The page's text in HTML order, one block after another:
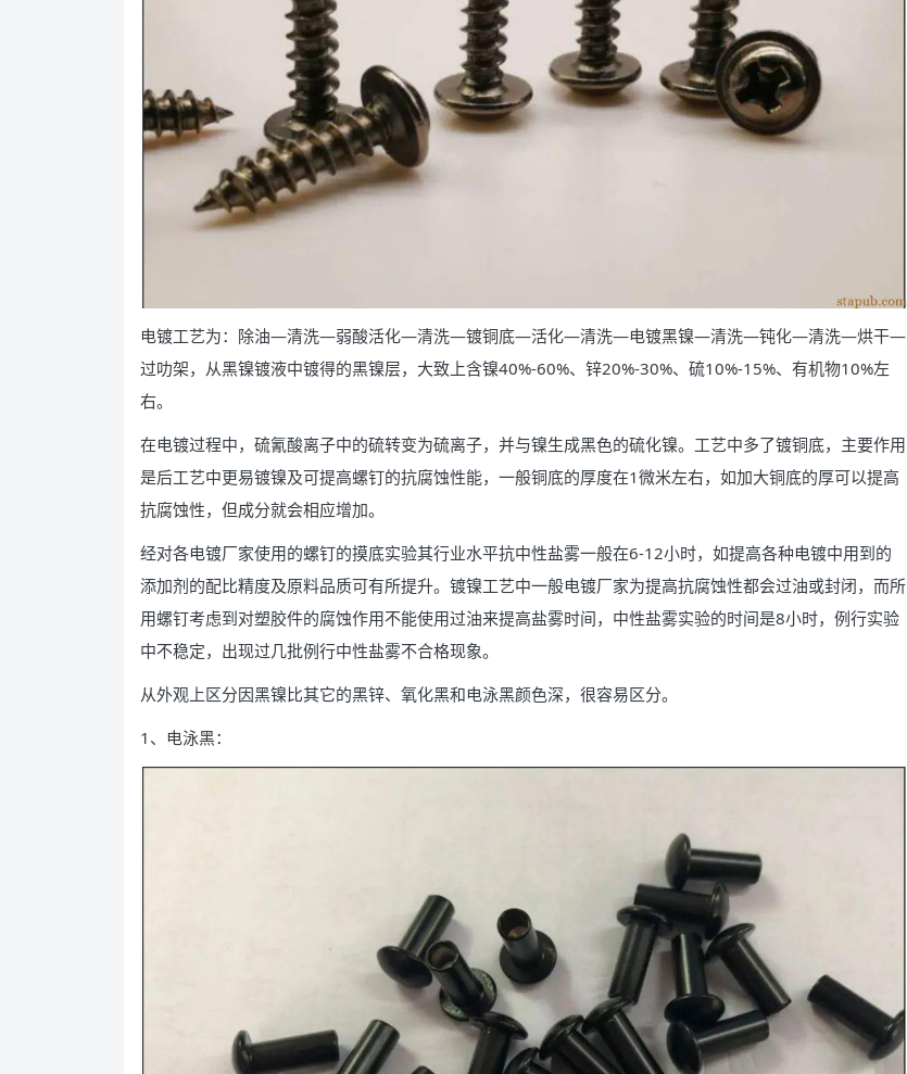
电镀工艺为：除油—清洗—弱酸活化—清洗—镀铜底—活化—清洗—电镀黑镍—清洗—钝化—清洗—烘干—
过叻架，从黑镍镀液中镀得的黑镍层，大致上含镍40%-60%、锌20%-30%、硫10%-15%、有机物10%左
右。
在电镀过程中，硫氰酸离子中的硫转变为硫离子，并与镍生成黑色的硫化镍。工艺中多了镀铜底，主要作用
是后工艺中更易镀镍及可提高螺钉的抗腐蚀性能，一般铜底的厚度在1微米左右，如加大铜底的厚可以提高
抗腐蚀性，但成分就会相应增加。
经对各电镀厂家使用的螺钉的摸底实验其行业水平抗中性盐雾一般在6-12小时，如提高各种电镀中用到的
添加剂的配比精度及原料品质可有所提升。镀镍工艺中一般电镀厂家为提高抗腐蚀性都会过油或封闭，而所
用螺钉考虑到对塑胶件的腐蚀作用不能使用过油来提高盐雾时间，中性盐雾实验的时间是8小时，例行实验
中不稳定，出现过几批例行中性盐雾不合格现象。
从外观上区分因黑镍比其它的黑锌、氧化黑和电泳黑颜色深，很容易区分。
1、电泳黑：